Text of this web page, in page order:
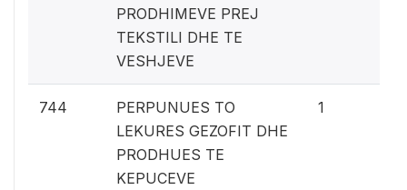
PRODHIMEVE PREJ
TEKSTILI DHE TE
VESHJEVE
744
PERPUNUES TO
LEKURES GEZOFIT DHE
PRODHUES TE
KEPUCEVE
1